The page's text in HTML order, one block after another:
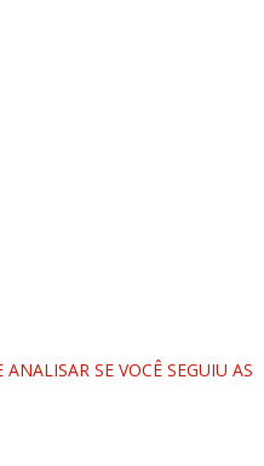
SE VOCÊ SEGUIU AS